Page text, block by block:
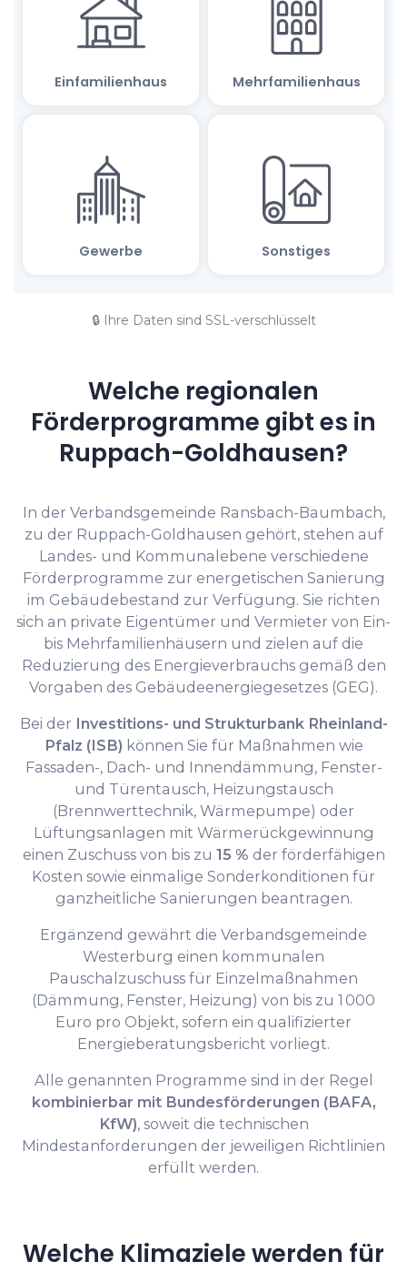
🔒 Ihre Daten sind SSL-verschlüsselt
Welche regionalen
Förderprogramme gibt es in
Ruppach-Goldhausen?
In der Verbandsgemeinde Ransbach-Baumbach,
zu der Ruppach-Goldhausen gehört, stehen auf
Landes- und Kommunalebene verschiedene
Förderprogramme zur energetischen Sanierung
im Gebäudebestand zur Verfügung. Sie richten
sich an private Eigentümer und Vermieter von Ein-
bis Mehrfamilienhäusern und zielen auf die
Reduzierung des Energieverbrauchs gemäß den
Vorgaben des Gebäudeenergiegesetzes (GEG).
Bei der Investitions- und Strukturbank Rheinland-
Pfalz (ISB) können Sie für Maßnahmen wie
Fassaden-, Dach- und Innendämmung, Fenster-
und Türentausch, Heizungstausch
(Brennwerttechnik, Wärmepumpe) oder
Lüftungsanlagen mit Wärmerückgewinnung
einen Zuschuss von bis zu 15 % der förderfähigen
Kosten sowie einmalige Sonderkonditionen für
ganzheitliche Sanierungen beantragen.
Ergänzend gewährt die Verbandsgemeinde
Westerburg einen kommunalen
Pauschalzuschuss für Einzelmaßnahmen
(Dämmung, Fenster, Heizung) von bis zu 1 000
Euro pro Objekt, sofern ein qualifizierter
Energieberatungsbericht vorliegt.
Alle genannten Programme sind in der Regel
kombinierbar mit Bundesförderungen (BAFA,
KfW), soweit die technischen
Mindestanforderungen der jeweiligen Richtlinien
erfüllt werden.
Welche Klimaziele werden für